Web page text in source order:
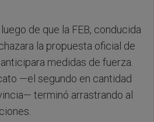
de que la FEB, conducida
la propuesta oficial de
medidas de fuerza.
—el segundo en cantidad
terminó arrastrando al